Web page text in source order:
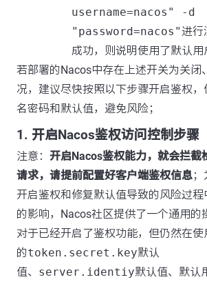
username=nacos" -d
"password=nacos"进行
成功，则说明使用了默认用
若部署的Nacos中存在上述开关为关闭
况，建议尽快按照以下步骤开启鉴权，
名密码和默认值，避免风险；
1. 开启Nacos鉴权访问控制步骤
注意： 开启Nacos鉴权能力，就会拦截
请求，请提前配置好客户端鉴权信息
开启鉴权和修复默认值导致的风险过
的影响，Nacos社区提供了一个通用的
对于已经开启了鉴权功能，但仍然在使
的token.secret.key默认
值、 server.identiy默认值、默认